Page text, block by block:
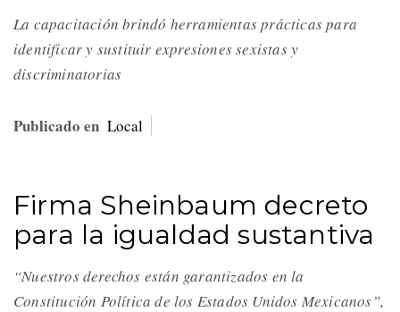
La capacitación brindó herramientas prácticas para
identificar y sustituir expresiones sexistas y
discriminatorias
Publicado en Local
Firma Sheinbaum decreto
para la igualdad sustantiva
“Nuestros derechos están garantizados en la
Constitución Política de los Estados Unidos Mexicanos”,